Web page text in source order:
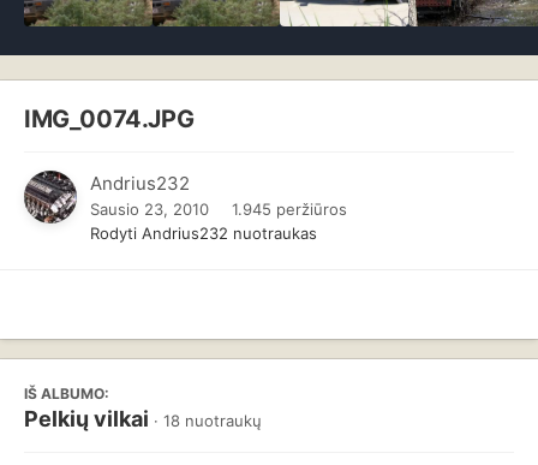
IMG_0074.JPG
Andrius232
Sausio 23, 2010
1.945 peržiūros
Rodyti Andrius232 nuotraukas
IŠ ALBUMO:
Pelkių vilkai · 18 nuotraukų